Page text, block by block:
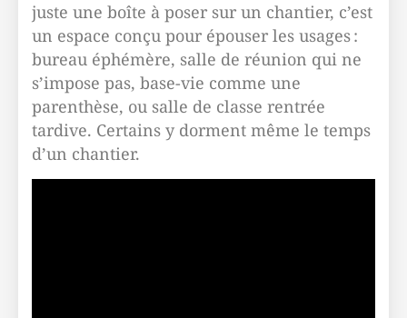
juste une boîte à poser sur un chantier, c’est
un espace conçu pour épouser les usages :
bureau éphémère, salle de réunion qui ne
s’impose pas, base-vie comme une
parenthèse, ou salle de classe rentrée
tardive. Certains y dorment même le temps
d’un chantier.